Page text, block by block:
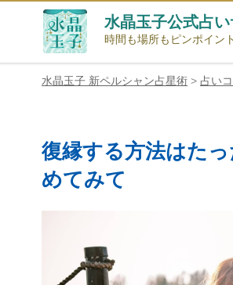
水晶玉子公式占
時間も場所もピンポイン
水晶玉子 新ペルシャン占星術 > 占い
復縁する方法はた
めてみて